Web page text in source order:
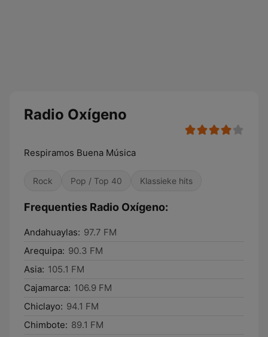
Radio Oxígeno
Respiramos Buena Música
Rock Pop / Top 40 Klassieke hits
Frequenties Radio Oxígeno:
Andahuaylas: 97.7 FM
Arequipa: 90.3 FM
Asia: 105.1 FM
Cajamarca: 106.9 FM
Chiclayo: 94.1 FM
Chimbote: 89.1 FM